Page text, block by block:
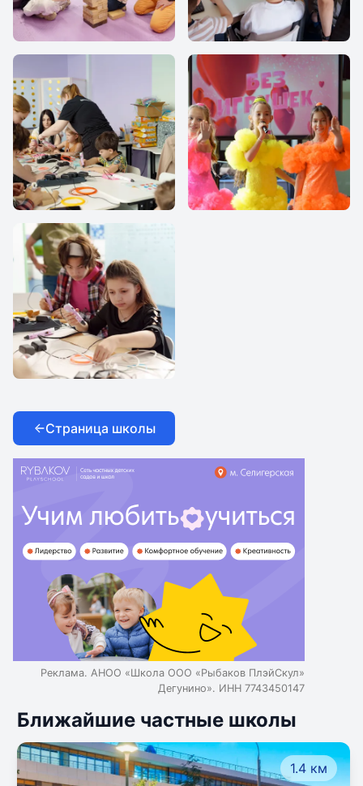
IThub school
IThub school
Страница школы
Реклама. АНОО «Школа ООО «Рыбаков ПлэйСкул»
Дегунино». ИНН 7743450147
Ближайшие частные школы
1.4 км